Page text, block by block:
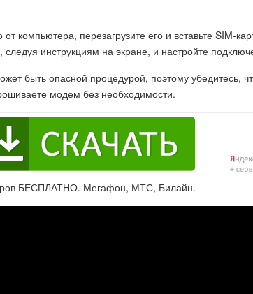
компьютера, перезагрузите его и вставьте SIM-
инструкциям на экране, и настройте
быть опасной процедурой, поэтому убедитесь,
модем без необходимости.
БЕСПЛАТНО. Мегафон, МТС, Билайн.